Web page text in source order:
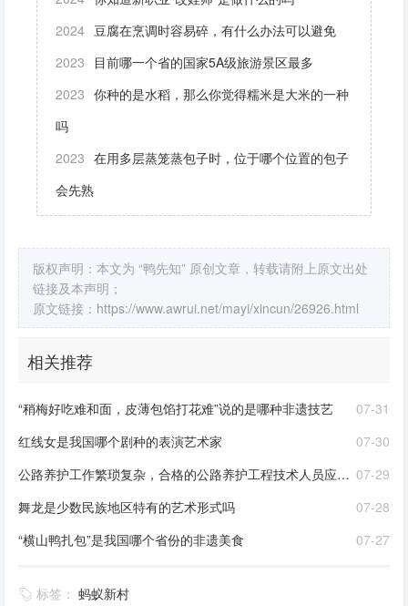
2024 豆腐在烹调时容易碎，有什么办法可以避免
2023
目前哪一个省的国家5A级旅游景区最多
2023 你种的是水稻，那么你觉得糯米是大米的一种
吗
2023 在用多层蒸笼蒸包子时，位于哪个位置的包子
会先熟
版权声明：本文为 “鸭先知” 原创文章，转载请附上原文出处
链接及本声明；
原文链接： https://www.awrui.net/mayi/xincun/26926.html
相关推荐
07-31
“稍梅好吃难和面，皮薄包馅打花难”说的是哪种非遗技艺
07-30
红线女是我国哪个剧种的表演艺术家
07-29
公路养护工作繁琐复杂，合格的公路养护工程技术人员应该是
07-28
舞龙是少数民族地区特有的艺术形式吗
07-27
“横山鸭扎包”是我国哪个省份的非遗美食
标签： 蚂蚁新村